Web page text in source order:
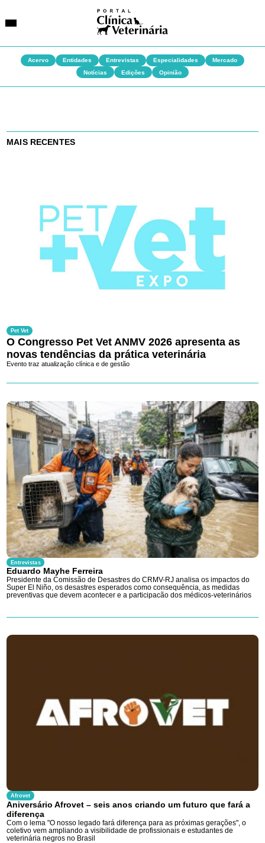
Acervo Entidades Entrevistas Especialidades
Mercado
Notícias
Edições Opinião
MAIS RECENTES
Pet Vet
O Congresso Pet Vet ANMV 2026 apresenta as
novas tendências da prática veterinária
Evento traz atualização clínica e de gestão
Entrevistas
Eduardo Mayhe Ferreira
Presidente da Comissão de Desastres do CRMV-RJ analisa os impactos do
Super El Niño, os desastres esperados como consequência, as medidas
preventivas que devem acontecer e a participacão dos médicos-veterinários
Afrovet
Aniversário Afrovet – seis anos criando um futuro que fará a
diferença
Com o lema "O nosso legado fará diferença para as próximas gerações", o
coletivo vem ampliando a visibilidade de profissionais e estudantes de
veterinária negros no Brasil